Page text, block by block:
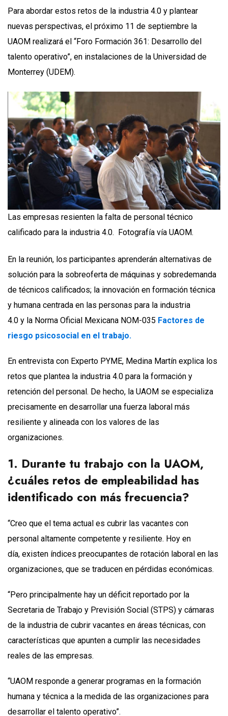
Para abordar estos retos de la industria 4.0 y plantear
nuevas perspectivas, el próximo 11 de septiembre la
UAOM realizará el “Foro Formación 361: Desarrollo del
talento operativo”, en instalaciones de la Universidad de
Monterrey (UDEM).
Las empresas resienten la falta de personal técnico
calificado para la industria 4.0. Fotografía vía UAOM.
En la reunión, los participantes aprenderán alternativas de
solución para la sobreoferta de máquinas y sobredemanda
de técnicos calificados; la innovación en formación técnica
y humana centrada en las personas para la industria
4.0 y la Norma Oficial Mexicana NOM-035 Factores de
riesgo psicosocial en el trabajo.
En entrevista con Experto PYME, Medina Martín explica los
retos que plantea la industria 4.0 para la formación y
retención del personal. De hecho, la UAOM se especializa
precisamente en desarrollar una fuerza laboral más
resiliente y alineada con los valores de las
organizaciones.
1. Durante tu trabajo con la UAOM,
¿cuáles retos de empleabilidad has
identificado con más frecuencia?
“Creo que el tema actual es cubrir las vacantes con
personal altamente competente y resiliente. Hoy en
día, existen índices preocupantes de rotación laboral en las
organizaciones, que se traducen en pérdidas económicas.
“Pero principalmente hay un déficit reportado por la
Secretaria de Trabajo y Previsión Social (STPS) y cámaras
de la industria de cubrir vacantes en áreas técnicas, con
características que apunten a cumplir las necesidades
reales de las empresas.
“UAOM responde a generar programas en la formación
humana y técnica a la medida de las organizaciones para
desarrollar el talento operativo”.